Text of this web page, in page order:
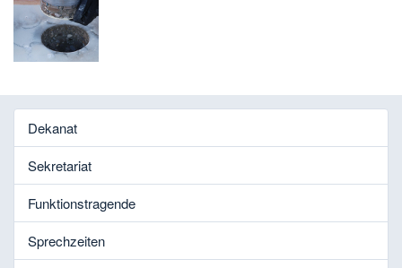
Dekanat
Sekretariat
Funktionstragende
Sprechzeiten